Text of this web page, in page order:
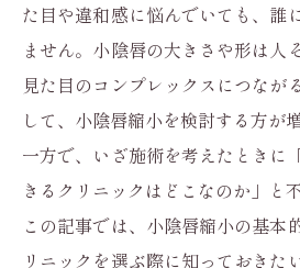
た目や違和感に悩んでいても、誰
ません。小陰唇の大きさや形は人
見た目のコンプレックスにつなが
して、小陰唇縮小を検討する方が
一方で、いざ施術を考えたときに
きるクリニックはどこなのか」と
この記事では、小陰唇縮小の基本
リニックを選ぶ際に知っておき